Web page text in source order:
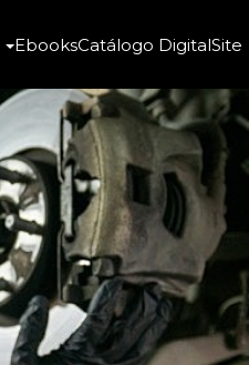
EbooksCatálogo DigitalSite